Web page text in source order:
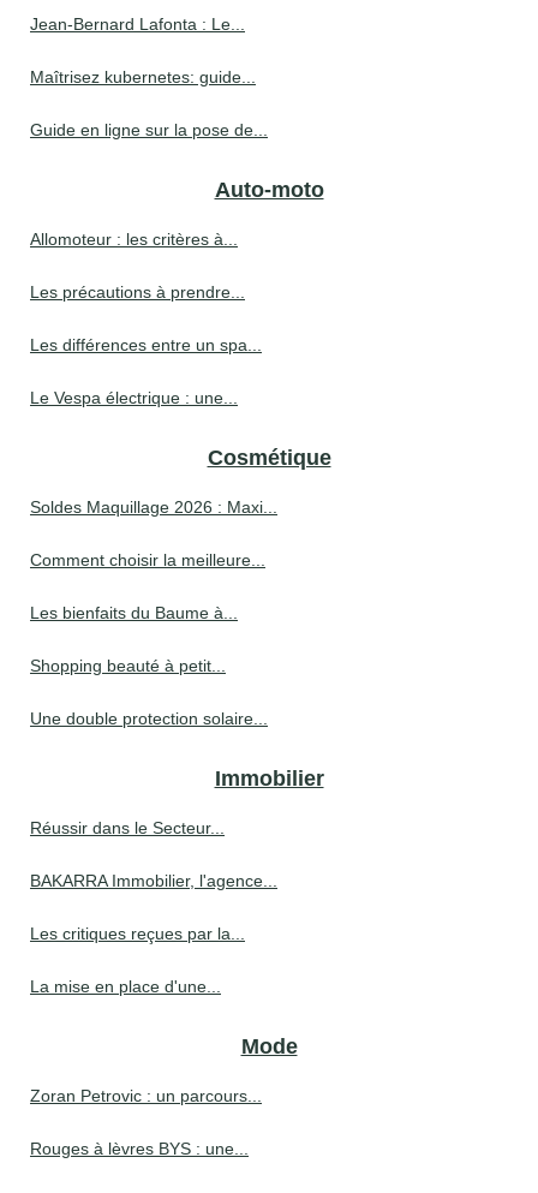
Jean-Bernard Lafonta : Le...
Maîtrisez kubernetes: guide...
Guide en ligne sur la pose de...
Auto-moto
Allomoteur : les critères à...
Les précautions à prendre...
Les différences entre un spa...
Le Vespa électrique : une...
Cosmétique
Soldes Maquillage 2026 : Maxi...
Comment choisir la meilleure...
Les bienfaits du Baume à...
Shopping beauté à petit...
Une double protection solaire...
Immobilier
Réussir dans le Secteur...
BAKARRA Immobilier, l'agence...
Les critiques reçues par la...
La mise en place d'une...
Mode
Zoran Petrovic : un parcours...
Rouges à lèvres BYS : une...